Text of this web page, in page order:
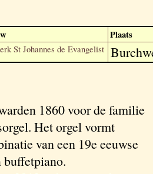
Plaats
St Johannes de Evangelist
1860 voor de familie
Het orgel vormt
van een 19e eeuwse
buffetpiano.